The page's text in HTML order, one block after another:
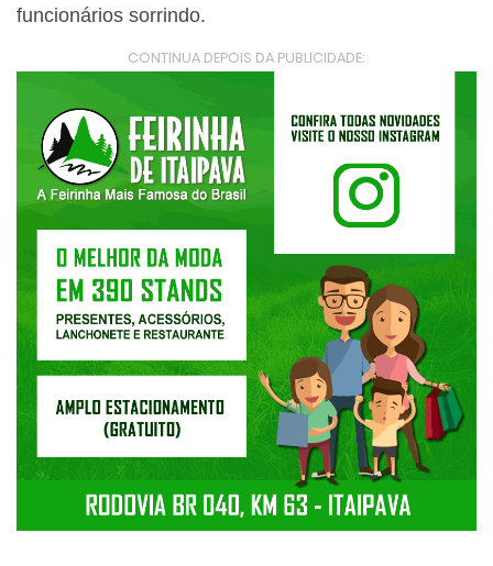
funcionários sorrindo.
CONTINUA DEPOIS DA PUBLICIDADE: